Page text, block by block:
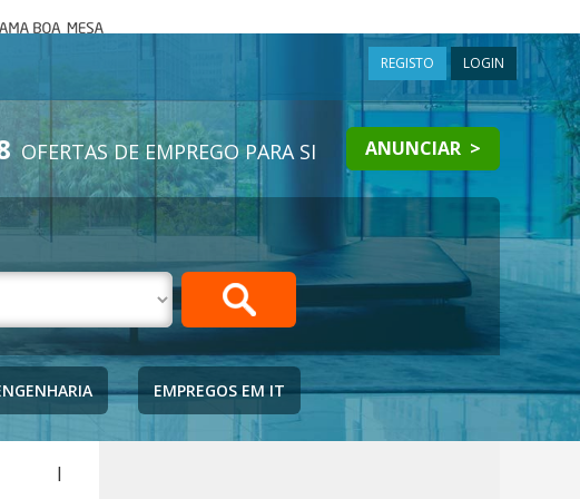
mesa
REGISTO LOGIN
OFERTAS DE EMPREGO PARA SI ANUNCIAR >
EMPREGOS EM IT
|